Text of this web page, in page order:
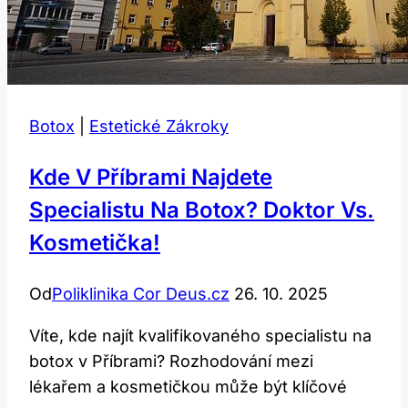
Botox Estetické Zákroky
Kde V Příbrami Najdete
Specialistu Na Botox? Doktor Vs.
Kosmetička!
OdPoliklinika Cor Deus.cz 26. 10. 2025
Víte, kde najít kvalifikovaného specialistu na
botox v Příbrami? Rozhodování mezi
lékařem a kosmetičkou může být klíčové